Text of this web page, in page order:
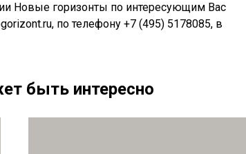
Новые горизонты по интересующим Вас
по телефону +7 (495) 5178085, в
быть интересно